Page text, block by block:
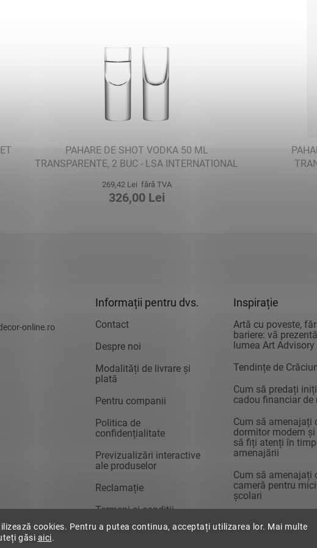
cookies. Pentru a putea continua, acceptați utilizarea lor. Mai multe
găsi aici.
PAHARE DE SHOT VODKA 50 ML
TRANSPARENTE, 2 BUC - LSA INTERNATIONAL
269,42 Lei fără TVA
326,00 Lei
online.ro
Informații pentru dvs.
Contact
Despre noi
Modalități de livrare și
plată
Pentru companii
Politica de
confidențialitate
Previzualizări interactive
ale produselor
Reclamație
Termeni și condiții
Inspirație
Artă cu poveste,
bariere: vă
lumea Art Advisory
Tendințe de
Cum să predați
cadou financiar de
Cum să amenajați
dormitor modern și
să fiți atenți în
amenajării
Cum să amenajați
cameră pentru
școlari